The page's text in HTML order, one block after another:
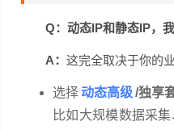
Q：动态IP和静态IP，
A： 这完全取决于你的
选择动态高级/独享
比如大规模数据采